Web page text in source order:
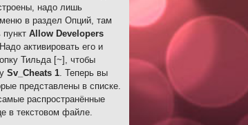
надо лишь
меню в раздел Опций, там
Allow Developers
активировать его и
Тильда [~], чтобы
Sv_Cheats 1. Теперь вы
представлены в списке.
распространённые
в текстовом файле.